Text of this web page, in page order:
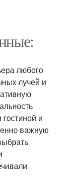
любого
лучей и
и
важную